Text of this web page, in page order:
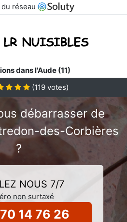
réseau
dans l'Aude (11)
(119 votes)
débarrasser de
des-Corbières
?
NOUS 7/7
non surtaxé
14 76 26